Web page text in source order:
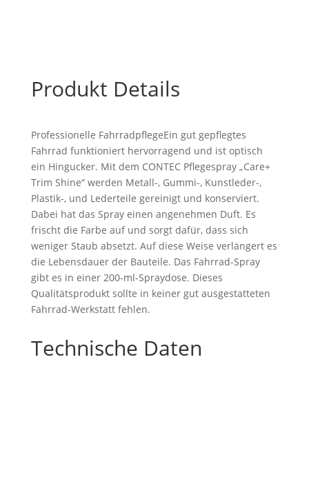
Produkt Details
Professionelle FahrradpflegeEin gut gepflegtes
Fahrrad funktioniert hervorragend und ist optisch
ein Hingucker. Mit dem CONTEC Pflegespray „Care+
Trim Shine“ werden Metall-, Gummi-, Kunstleder-,
Plastik-, und Lederteile gereinigt und konserviert.
Dabei hat das Spray einen angenehmen Duft. Es
frischt die Farbe auf und sorgt dafür, dass sich
weniger Staub absetzt. Auf diese Weise verlängert es
die Lebensdauer der Bauteile. Das Fahrrad-Spray
gibt es in einer 200-ml-Spraydose. Dieses
Qualitätsprodukt sollte in keiner gut ausgestatteten
Fahrrad-Werkstatt fehlen.
Technische Daten